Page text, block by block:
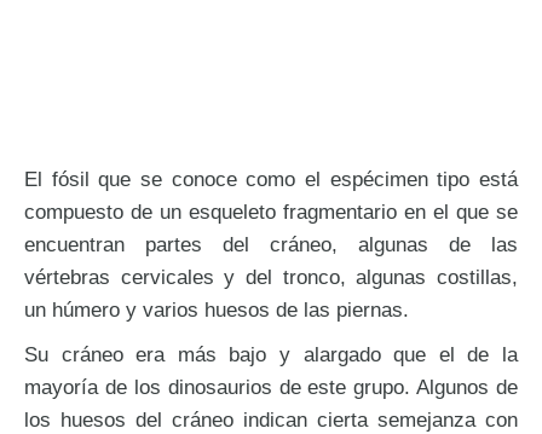
El fósil que se conoce como el espécimen tipo está
compuesto de un esqueleto fragmentario en el que se
encuentran partes del cráneo, algunas de las
vértebras cervicales y del tronco, algunas costillas,
un húmero y varios huesos de las piernas.
Su cráneo era más bajo y alargado que el de la
mayoría de los dinosaurios de este grupo. Algunos de
los huesos del cráneo indican cierta semejanza con